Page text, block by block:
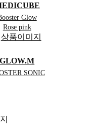
Glow
Rose pink
GLOW.M
SONIC